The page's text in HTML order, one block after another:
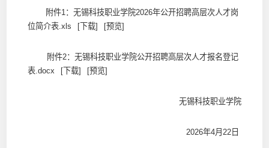
附件1：无锡科技职业学院2026年公开招聘高层次人才岗
位简介表.xls
[下载] [预览]
附件2：无锡科技职业学院公开招聘高层次人才报名登记
表.docx
[下载] [预览]
无锡科技职业学院
2026年4月22日